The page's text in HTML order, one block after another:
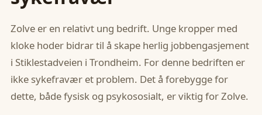
Zolve er en relativt ung bedrift. Unge kropper med
kloke hoder bidrar til å skape herlig jobbengasjement
i Stiklestadveien i Trondheim. For denne bedriften er
ikke sykefravær et problem. Det å forebygge for
dette, både fysisk og psykososialt, er viktig for Zolve.